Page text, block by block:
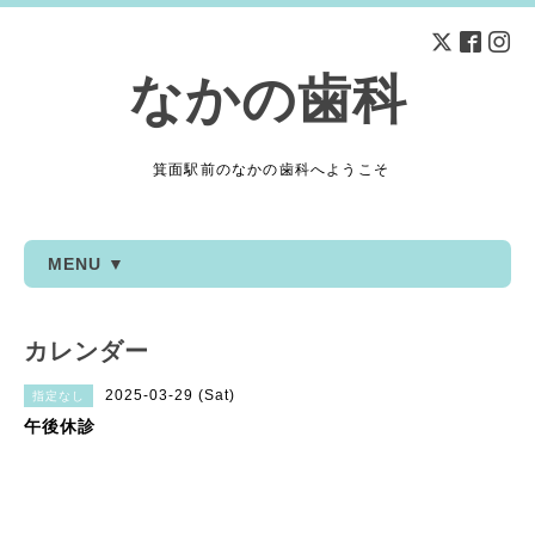
なかの歯科
箕面駅前のなかの歯科へようこそ
MENU ▼
カレンダー
指定なし 2025-03-29 (Sat)
午後休診